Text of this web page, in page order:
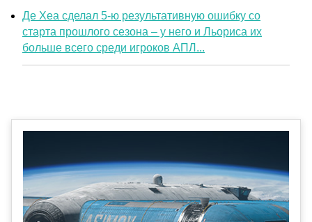
Де Хеа сделал 5-ю результативную ошибку со
старта прошлого сезона – у него и Льориса их
больше всего среди игроков АПЛ...